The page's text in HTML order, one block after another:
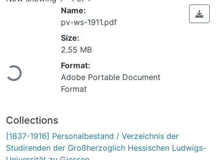
Loading...
Name:
pv-ws-1911.pdf
Size:
2.55 MB
Format:
Adobe Portable Document
Format
Collections
[1837-1916] Personalbestand / Verzeichnis der
Studirenden der Großherzoglich Hessischen Ludwigs-